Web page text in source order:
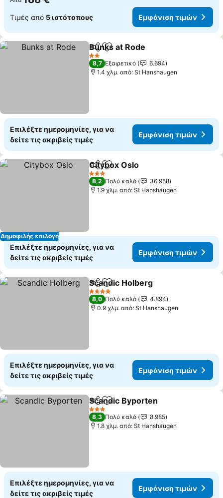
Τιμές από 5 ιστότοπους Εμφάνιση τιμών
Κοινοποίηση
Προσθήκη στα αγαπημένα
Bunks at Rode
2 Αστέρια
8,7 Εξαιρετικό
6.694
1.4 χλμ. από: St Hanshaugen
Επιλέξτε ημερομηνίες, για να
δείτε τις ακριβείς τιμές
Εμφάνιση τιμών
Δημοφιλής επιλογή
Κοινοποίηση
Προσθήκη στα αγαπημένα
Citybox Oslo
3 Αστέρια
8,2 Πολύ καλό
36.958
1.9 χλμ. από: St Hanshaugen
Επιλέξτε ημερομηνίες, για να
δείτε τις ακριβείς τιμές
Εμφάνιση τιμών
Κοινοποίηση
Προσθήκη στα αγαπημένα
Scandic Holberg
4 Αστέρια
8,0 Πολύ καλό
4.894
0.9 χλμ. από: St Hanshaugen
Επιλέξτε ημερομηνίες, για να
δείτε τις ακριβείς τιμές
Εμφάνιση τιμών
Κοινοποίηση
Προσθήκη στα αγαπημένα
Scandic Byporten
3 Αστέρια
8,3 Πολύ καλό
8.985
1.8 χλμ. από: St Hanshaugen
Επιλέξτε ημερομηνίες, για να
δείτε τις ακριβείς τιμές
Εμφάνιση τιμών